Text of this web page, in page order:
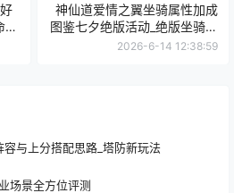
格
神仙道爱情之翼坐骑属性加成
图鉴七夕绝版活动_绝版坐骑怎
么获得
2026-6-14 12:38:59
与上分搭配思路_塔防新玩法
场景全方位评测